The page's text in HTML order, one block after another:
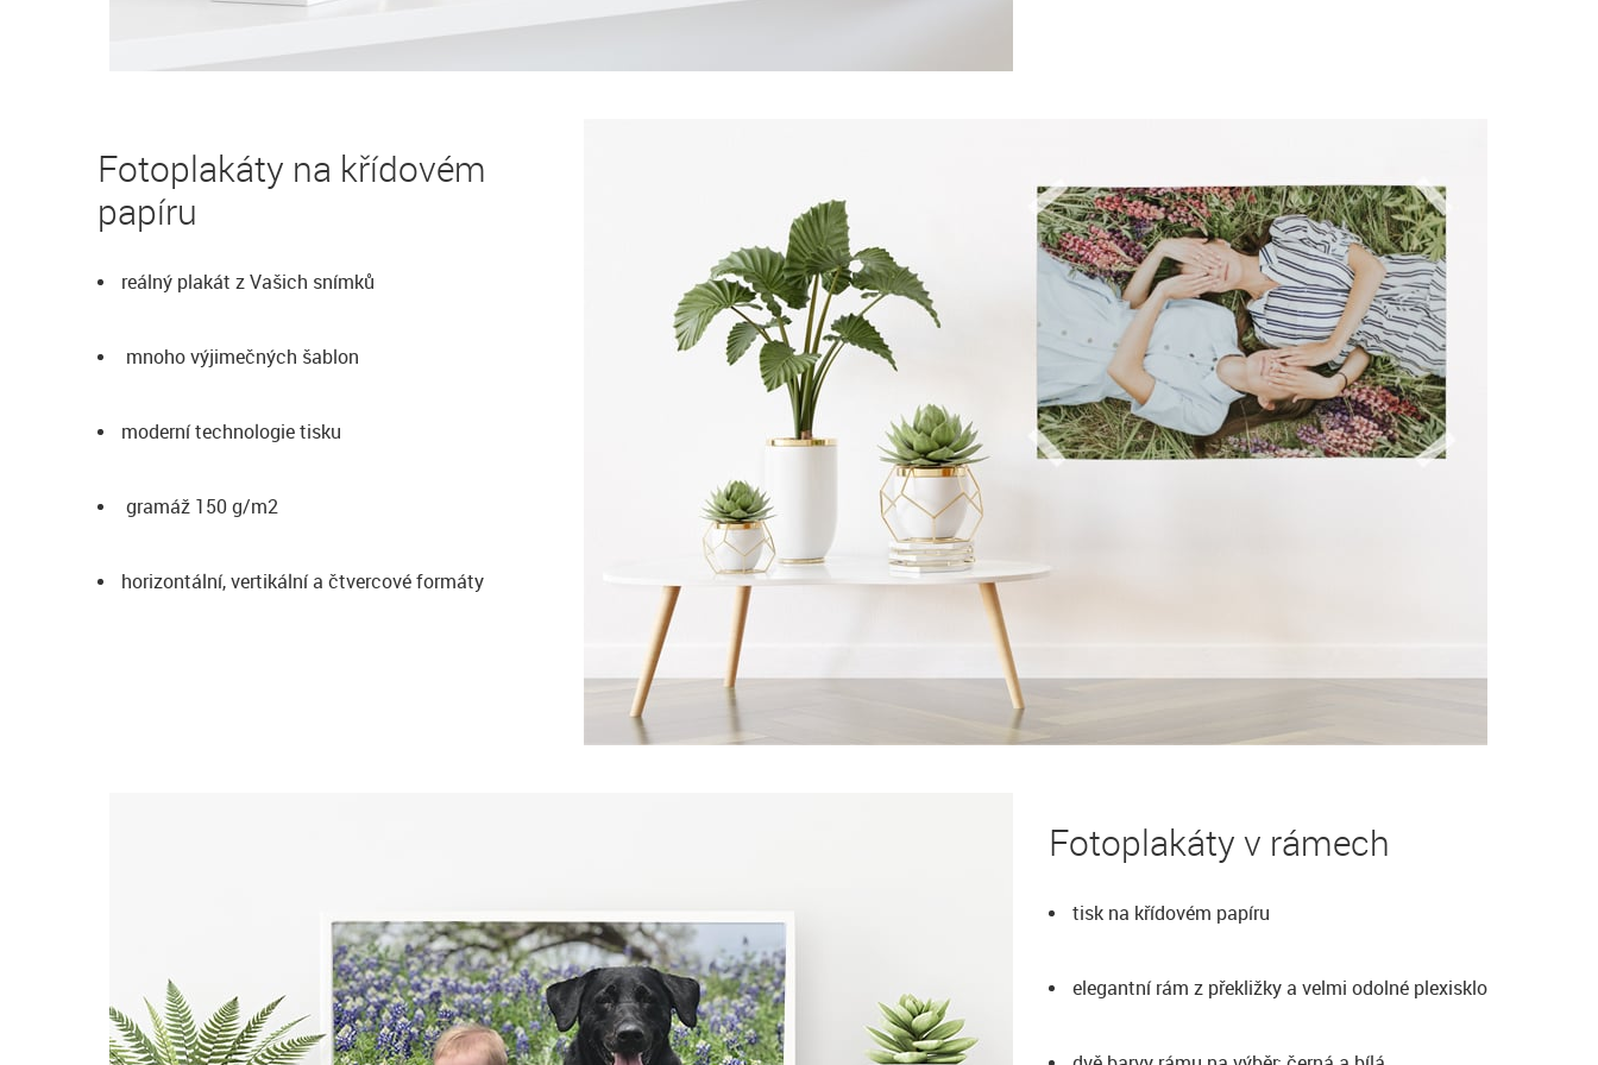
Fotoplakáty na křídovém
papíru
reálný plakát z Vašich snímků
mnoho výjimečných šablon
moderní technologie tisku
gramáž 150 g/m2
horizontální, vertikální a čtvercové formáty
Fotoplakáty v rámech
tisk na křídovém papíru
elegantní rám z překližky a velmi odolné plexisklo